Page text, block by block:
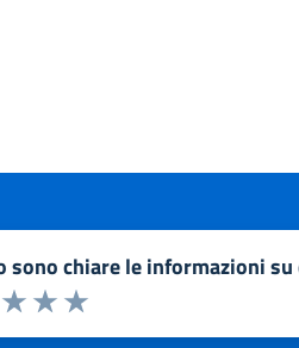
sono chiare le informazioni
a 5 stelle la pagina
Valuta 5 stelle su 5
Valuta 4 stelle su 5
Valuta 3 stelle su 5
2 stelle su 5
stelle su 5